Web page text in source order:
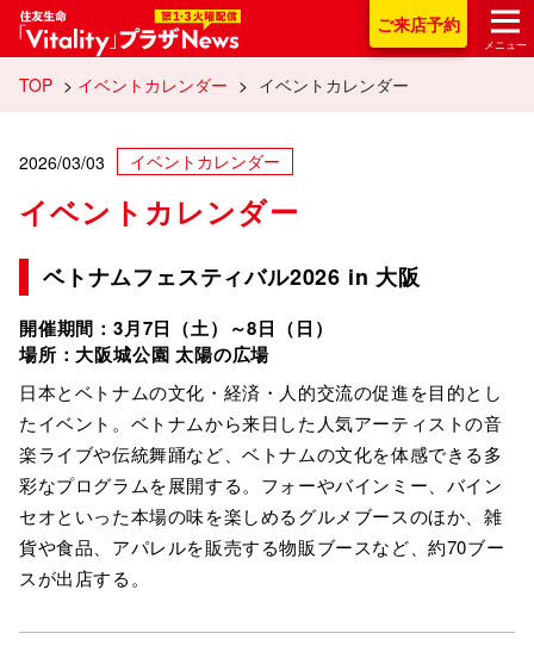
住友生命「Vitality
ご来店予約
メニュー
TOP > イベントカレンダー > イベントカレンダー
2026/03/03 イベントカレンダー
イベントカレンダー
ベトナムフェスティバル2026 in 大阪
開催期間：3月7日（土）～8日（日）
場所：大阪城公園 太陽の広場
日本とベトナムの文化・経済・人的交流の促進を目的とし
たイベント。ベトナムから来日した人気アーティストの音
楽ライブや伝統舞踊など、ベトナムの文化を体感できる多
彩なプログラムを展開する。フォーやバインミー、バイン
セオといった本場の味を楽しめるグルメブースのほか、雑
貨や食品、アパレルを販売する物販ブースなど、約70ブー
スが出店する。